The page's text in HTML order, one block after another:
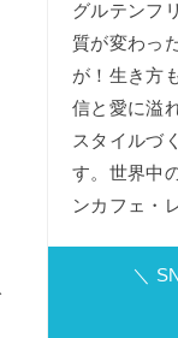
グルテンフ
質が変わっ
が！生き方
信と愛に溢
スタイルづ
す。世界中
ンカフェ・
＼